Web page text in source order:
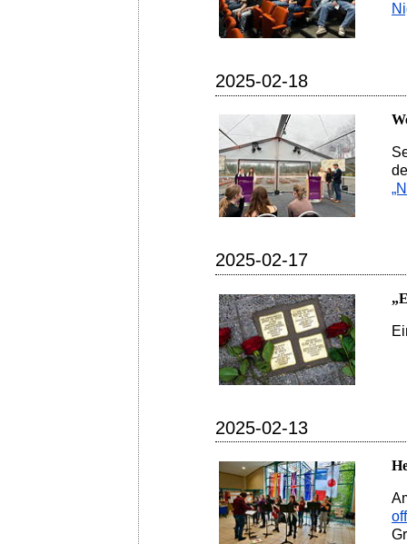
2025-02-18
2025-02-17
2025-02-13